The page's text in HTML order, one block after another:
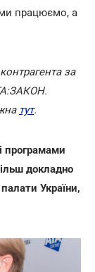
працюємо, а
за
тут.
програмами
докладно
України,